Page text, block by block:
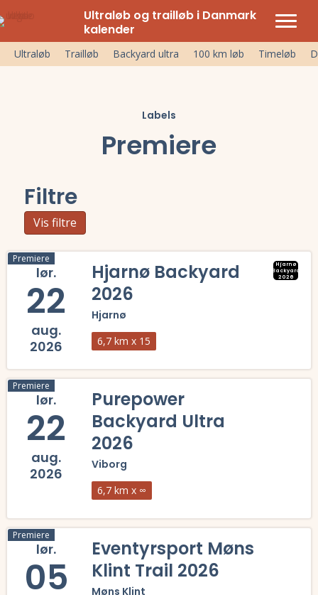
Ultraløb og trailløb i Danmark
kalender
Ultraløb Trailløb Backyard ultra 100 km løb Timeløb
Labels
Premiere
Filtre
Vis filtre
Premiere
lør.
22
aug.
2026
Hjarnø Backyard
2026
Hjarnø
6,7 km x 15
Hjarnø
Backyard
2026
Premiere
lør.
22
aug.
2026
Purepower
Backyard Ultra
2026
Viborg
6,7 km x ∞
Premiere
lør.
05
Eventyrsport Møns
Klint Trail 2026
Møns Klint